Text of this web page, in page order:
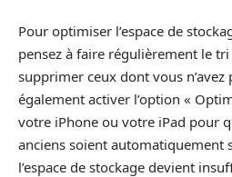
Pour optimiser l’espace de
pensez à faire régulièrement le
supprimer ceux dont vous
également activer l’option «
votre iPhone ou votre iPad pour
anciens soient automatiquement
l’espace de stockage devient